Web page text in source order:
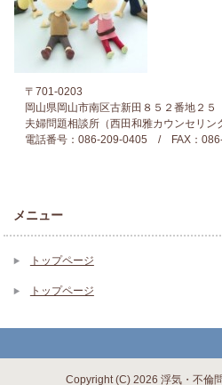
〒701-0203
岡山県岡山市南区古新田８５２番地２５
夫婦問題相談所（西田和雅カウンセリン
電話番号：086-209-0405 / FAX：
メニュー
トップページ
トップページ
Copyright (C) 2026 浮気・不倫